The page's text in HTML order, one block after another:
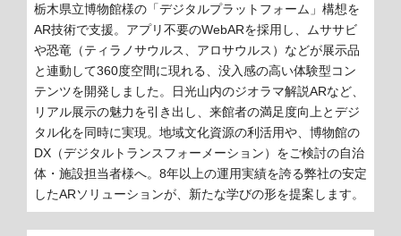
栃木県立博物館様の「デジタルプラットフォーム」構想を
AR技術で支援。アプリ不要のWebARを採用し、ムササビ
や恐竜（ティラノサウルス、アロサウルス）などが展示品
と連動して360度空間に現れる、没入感の高い体験型コン
テンツを開発しました。日光山内のジオラマ解説ARなど、
リアル展示の魅力を引き出し、来館者の満足度向上とデジ
タル化を同時に実現。地域文化資源の利活用や、博物館の
DX（デジタルトランスフォーメーション）をご検討の自治
体・施設担当者様へ。8年以上の運用実績を誇る弊社の安定
したARソリューションが、新たな学びの形を提案します。